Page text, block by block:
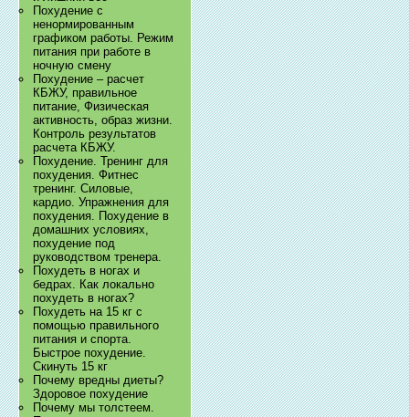
Похудение с
ненормированным
графиком работы. Режим
питания при работе в
ночную смену
Похудение – расчет
КБЖУ, правильное
питание, Физическая
активность, образ жизни.
Контроль результатов
расчета КБЖУ.
Похудение. Тренинг для
похудения. Фитнес
тренинг. Силовые,
кардио. Упражнения для
похудения. Похудение в
домашних условиях,
похудение под
руководством тренера.
Похудеть в ногах и
бедрах. Как локально
похудеть в ногах?
Похудеть на 15 кг с
помощью правильного
питания и спорта.
Быстрое похудение.
Скинуть 15 кг
Почему вредны диеты?
Здоровое похудение
Почему мы толстеем.